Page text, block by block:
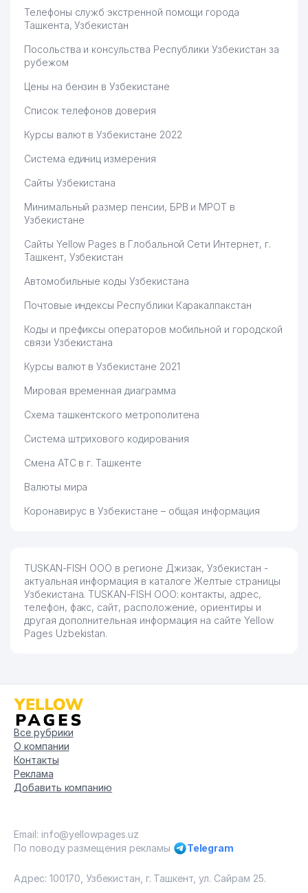
Телефоны служб экстренной помощи города
Ташкента, Узбекистан
Посольства и консульства Республики Узбекистан за
рубежом
Цены на бензин в Узбекистане
Список телефонов доверия
Курсы валют в Узбекистане 2022
Система единиц измерения
Сайты Узбекистана
Минимальный размер пенсии, БРВ и МРОТ в
Узбекистане
Сайты Yellow Pages в Глобальной Сети Интернет, г.
Ташкент, Узбекистан
Автомобильные коды Узбекистана
Почтовые индексы Республики Каракалпакстан
Коды и префиксы операторов мобильной и городской
связи Узбекистана
Курсы валют в Узбекистане 2021
Мировая временная диаграмма
Схема ташкентского метрополитена
Система штрихового кодирования
Смена АТС в г. Ташкенте
Валюты мира
Коронавирус в Узбекистане – общая информация
TUSKAN-FISH ООО в регионе Джизак, Узбекистан -
актуальная информация в каталоге Желтые страницы
Узбекистана. TUSKAN-FISH ООО: контакты, адрес,
телефон, факс, сайт, расположение, ориентиры и
другая дополнительная информация на сайте Yellow
Pages Uzbekistan.
Все рубрики
О компании
Контакты
Реклама
Добавить компанию
Email: info@yellowpages.uz
По поводу размещения рекламы
Telegram
Адрес: 100170, Узбекистан, г. Ташкент, ул. Сайрам 25.